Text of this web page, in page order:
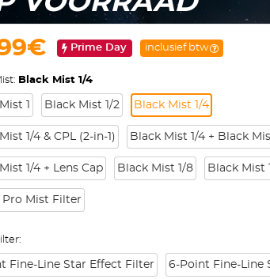
Prime Day inclusief btw
Black Mist 1/4
1 Black Mist 1/2 Black Mist 1/4
1/4 & CPL (2-in-1) Black Mist 1/4 + Black
1/4 + Lens Cap Black Mist 1/8 Black Mist
Mist Filter
Fine-Line Star Effect Filter 6-Point Fine-Line